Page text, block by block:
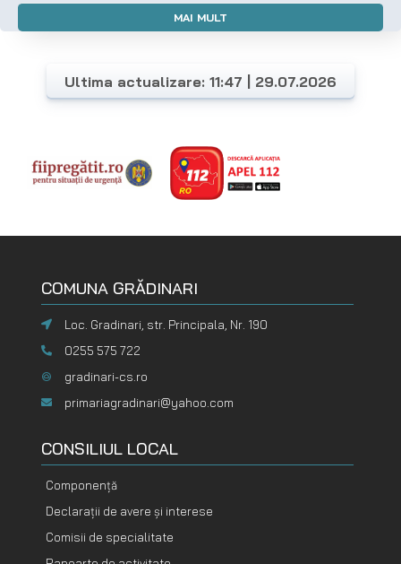
MAI MULT
Ultima actualizare: 11:47 | 29.07.2026
COMUNA GRĂDINARI
Loc. Gradinari, str. Principala, Nr. 190
0255 575 722
gradinari-cs.ro
primariagradinari@yahoo.com
CONSILIUL LOCAL
Componență
Declarații de avere și interese
Comisii de specialitate